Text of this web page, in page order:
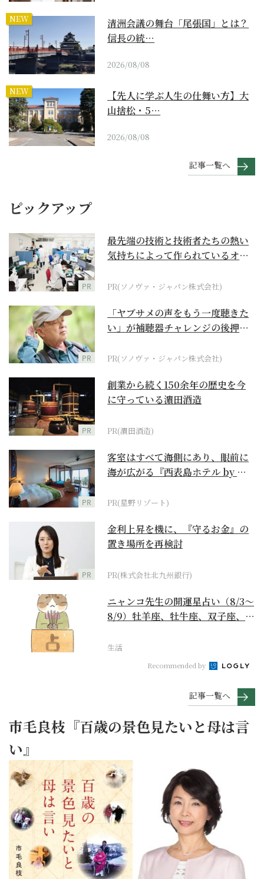
NEW
清洲会議の舞台「尾張国」とは？
信長の統…
2026/08/08
NEW
【先人に学ぶ人生の仕舞い方】大
山捨松・5…
2026/08/08
記事一覧へ
ピックアップ
PR
最先端の技術と技術者たちの熱い
気持ちによって作られているオー
PR(ソノヴァ・ジャパン株式会社)
PR
「ヤブサメの声をもう一度聴きた
い」が補聴器チャレンジの後押し
PR(ソノヴァ・ジャパン株式会社)
PR
創業から続く150余年の歴史を今
に守っている濵田酒造
PR(濵田酒造)
PR
客室はすべて海側にあり、眼前に
海が広がる『西表島ホテル by 星
PR(星野リゾート)
PR
金利上昇を機に、『守るお金』の
置き場所を再検討
PR(株式会社北九州銀行)
ニャンコ先生の開運星占い（8/3～
8/9）牡羊座、牡牛座、双子座、蟹
生活
Recommended by
記事一覧へ
市毛良枝『百歳の景色見たいと母は言
い』